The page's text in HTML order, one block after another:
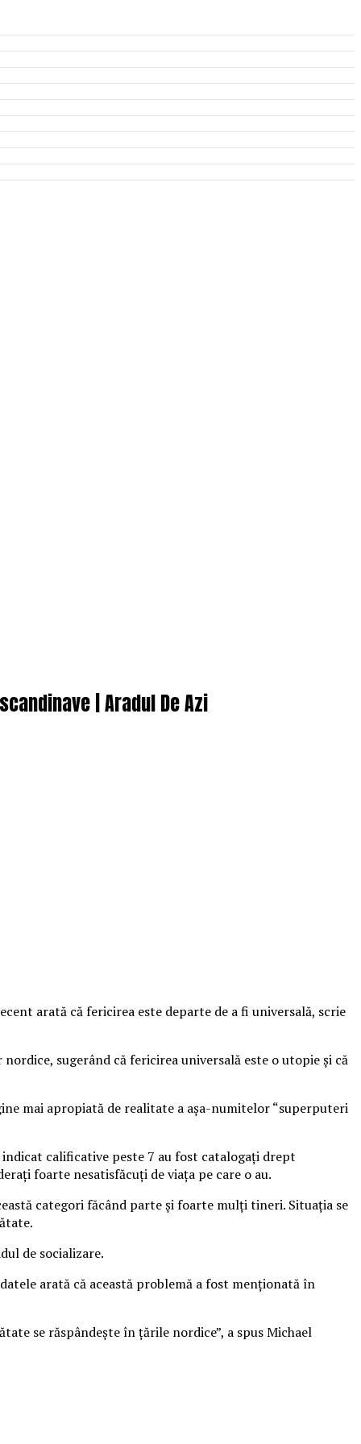
| Aradul De Azi
arată că fericirea este departe de a fi universală, scrie
sugerând că fericirea universală este o utopie şi că
mai apropiată de realitate a aşa-numitelor “superputeri
calificative peste 7 au fost catalogaţi drept
foarte nesatisfăcuţi de viaţa pe care o au.
categori făcând parte şi foarte mulţi tineri. Situaţia se
de socializare.
arată că această problemă a fost menţionată în
se răspândeşte în ţările nordice”, a spus Michael